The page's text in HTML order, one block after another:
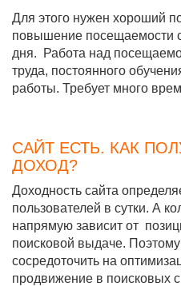
Для этого нужен хороший
повышение посещаемости
дня. Работа над
труда, постоянного
работы. Требует много
САЙТ ЕСТЬ. КАК
ДОХОД?
Доходность сайта
пользователей в сутки. А
напрямую зависит от
поисковой выдаче.
сосредоточить на
продвижение в поисковых